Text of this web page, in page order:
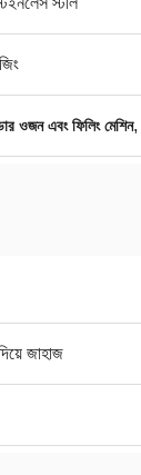
ওজন এবং ফিলিং মেশিন,
জাহাজ